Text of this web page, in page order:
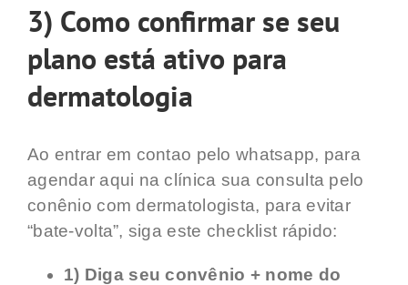
3) Como confirmar se seu
plano está ativo para
dermatologia
Ao entrar em contao pelo whatsapp, para
agendar aqui na clínica sua consulta pelo
conênio com dermatologista, para evitar
“bate-volta”, siga este checklist rápido:
1) Diga seu convênio + nome do